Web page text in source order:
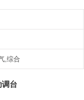
,综合
台